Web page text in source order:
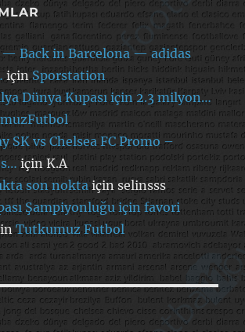
— Back in Barcelona — adidas
içinSporstation
Dünya Kupası için 2.3 milyon…
SK vs Chelsea FC Promo –
içinK.A
son noktaiçin selinsss
Şampiyonluğu için favori
Tutkumuz Futbol